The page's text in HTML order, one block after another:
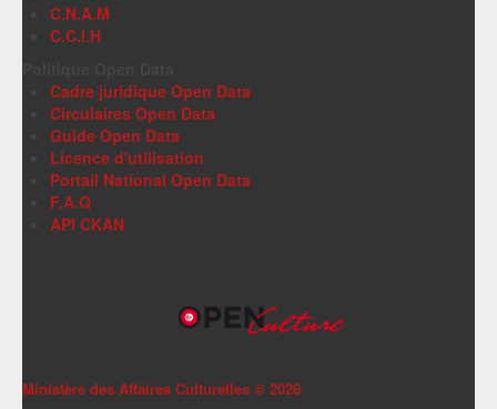
C.N.A.M
C.C.I.H
Cadre juridique Open Data
Circulaires Open Data
Guide Open Data
Licence d'utilisation
Portail National Open Data
F.A.Q
API CKAN
Ministère des Affaires Culturelles © 2026